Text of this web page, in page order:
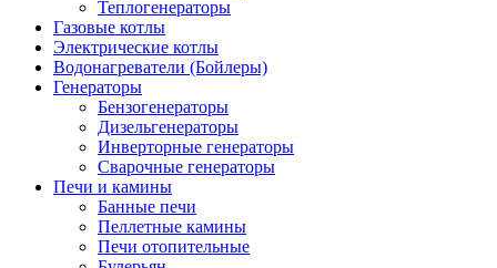
Теплогенераторы
Газовые котлы
Электрические котлы
Водонагреватели (Бойлеры)
Генераторы
Бензогенераторы
Дизельгенераторы
Инверторные генераторы
Сварочные генераторы
Печи и камины
Банные печи
Пеллетные камины
Печи отопительные